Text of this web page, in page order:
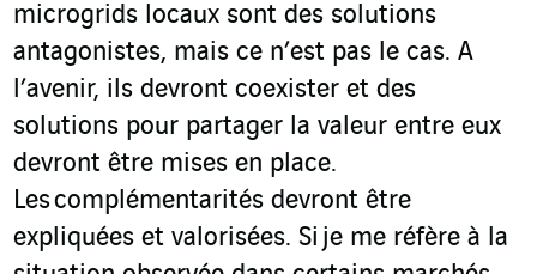
microgrids locaux sont des solutions
antagonistes, mais ce n’est pas le cas. A
l’avenir, ils devront coexister et des
solutions pour partager la valeur entre eux
devront être mises en place.
Les complémentarités devront être
expliquées et valorisées. Si je me réfère à la